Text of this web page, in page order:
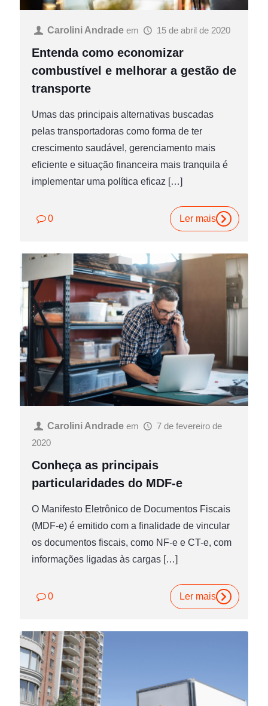
Carolini Andrade em 15 de abril de 2020
Entenda como economizar
combustível e melhorar a gestão de
transporte
Umas das principais alternativas buscadas
pelas transportadoras como forma de ter
crescimento saudável, gerenciamento mais
eficiente e situação financeira mais tranquila é
implementar uma política eficaz […]
0 Ler mais
Carolini Andrade em
7 de fevereiro de
2020
Conheça as principais
particularidades do MDF-e
O Manifesto Eletrônico de Documentos Fiscais
(MDF-e) é emitido com a finalidade de vincular
os documentos fiscais, como NF-e e CT-e, com
informações ligadas às cargas […]
0 Ler mais